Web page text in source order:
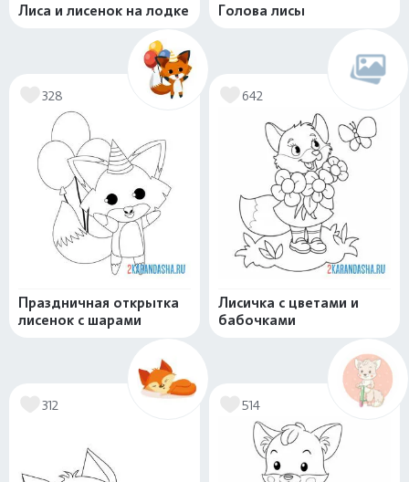
Лиса и лисенок на лодке Голова лисы
328
Праздничная открытка
лисенок с шарами
642
Лисичка с цветами и
бабочками
312 514